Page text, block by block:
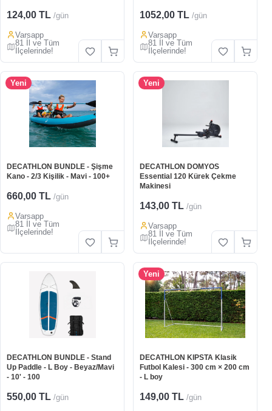
124,00 TL /gün
Varsapp
81 İl ve Tüm
İlçelerinde!
1052,00 TL /gün
Varsapp
81 İl ve Tüm
İlçelerinde!
Yeni
DECATHLON BUNDLE - Şişme
Kano - 2/3 Kişilik - Mavi - 100+
660,00 TL /gün
Varsapp
81 İl ve Tüm
İlçelerinde!
Yeni
DECATHLON DOMYOS
Essential 120 Kürek Çekme
Makinesi
143,00 TL /gün
Varsapp
81 İl ve Tüm
İlçelerinde!
DECATHLON BUNDLE - Stand
Up Paddle - L Boy - Beyaz/Mavi
- 10' - 100
550,00 TL /gün
Yeni
DECATHLON KIPSTA Klasik
Futbol Kalesi - 300 cm × 200 cm
- L boy
149,00 TL /gün